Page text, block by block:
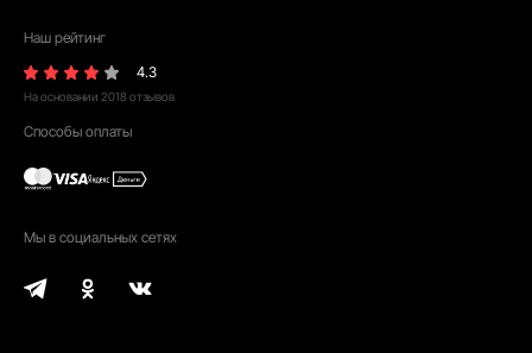
Наш рейтинг
4.3
На основании 2018 отзывов
Способы оплаты
Мы в социальных сетях